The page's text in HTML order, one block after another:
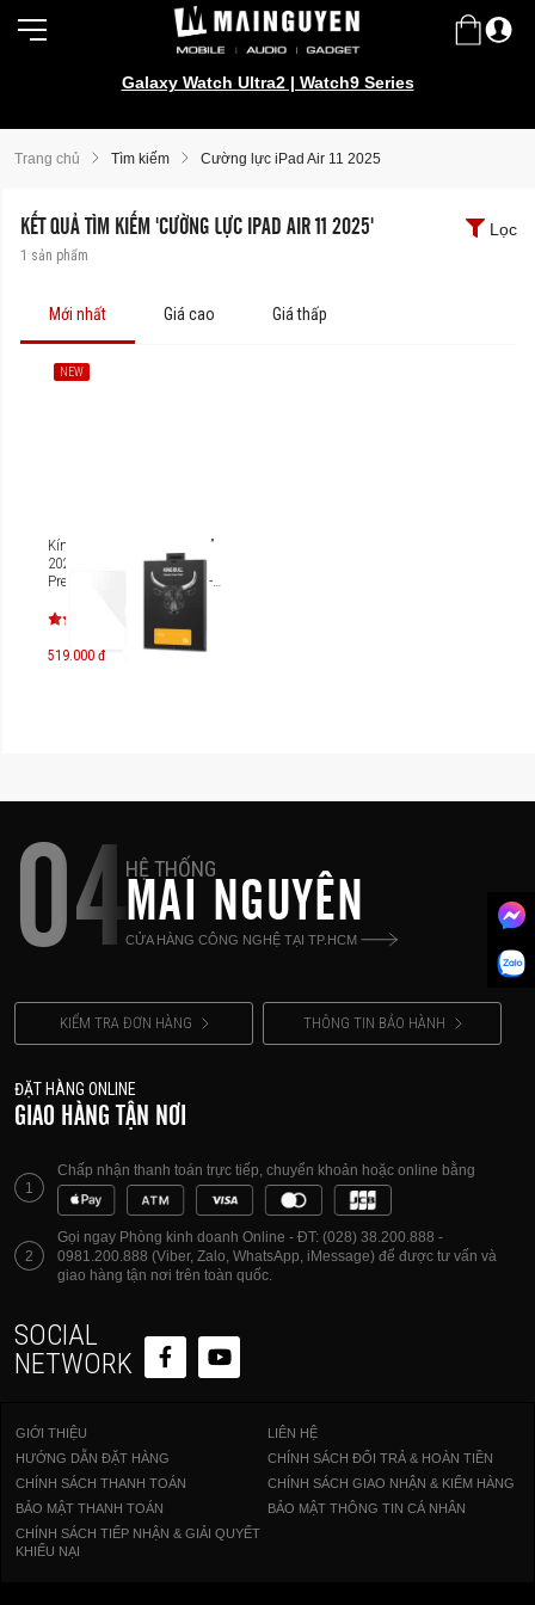
Galaxy Watch Ultra2 | Watch9 Series
Trang chủ Tìm kiếm Cường lực iPad Air 11 2025
KẾT QUẢ TÌM KIẾM 'CƯỜNG LỰC IPAD AIR 11 2025'
1 sản phẩm
Lọc
Mới nhất Giá cao Giá thấp
NEW
Kính cường lực iPad Air 11”
2025 Mipow Kingbull HD
Premium Protector BJ204I-
519.000 đ
04HỆ THỐNG
MAI NGUYÊN
CỬA HÀNG CÔNG NGHỆ TẠI TP.HCM
KIỂM TRA ĐƠN HÀNG THÔNG TIN BẢO HÀNH
ĐẶT HÀNG ONLINE
GIAO HÀNG TẬN NƠI
1
Chấp nhận thanh toán trực tiếp, chuyển khoản hoặc online bằng
2
Gọi ngay Phòng kinh doanh Online - ĐT: (028) 38.200.888 -
0981.200.888 (Viber, Zalo, WhatsApp, iMessage) để được tư vấn và
giao hàng tận nơi trên toàn quốc.
SOCIAL
NETWORK
GIỚI THIỆU
LIÊN HỆ
HƯỚNG DẪN ĐẶT HÀNG
CHÍNH SÁCH ĐỔI TRẢ & HOÀN TIỀN
CHÍNH SÁCH THANH TOÁN
CHÍNH SÁCH GIAO NHẬN & KIỂM HÀNG
BẢO MẬT THANH TOÁN
BẢO MẬT THÔNG TIN CÁ NHÂN
CHÍNH SÁCH TIẾP NHẬN & GIẢI QUYẾT
KHIẾU NẠI